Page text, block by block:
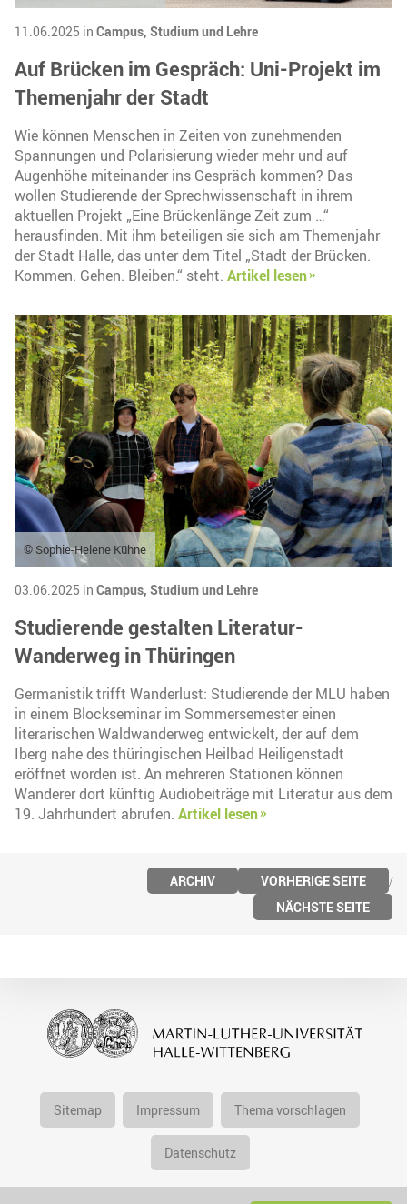
11.06.2025 in Campus, Studium und Lehre
Auf Brücken im Gespräch: Uni-Projekt im
Themenjahr der Stadt
Wie können Menschen in Zeiten von zunehmenden
Spannungen und Polarisierung wieder mehr und auf
Augenhöhe miteinander ins Gespräch kommen? Das
wollen Studierende der Sprechwissenschaft in ihrem
aktuellen Projekt „Eine Brückenlänge Zeit zum …“
herausfinden. Mit ihm beteiligen sie sich am Themenjahr
der Stadt Halle, das unter dem Titel „Stadt der Brücken.
Kommen. Gehen. Bleiben.“ steht. Artikel lesen
© Sophie-Helene Kühne
03.06.2025 in Campus, Studium und Lehre
Studierende gestalten Literatur-
Wanderweg in Thüringen
Germanistik trifft Wanderlust: Studierende der MLU haben
in einem Blockseminar im Sommersemester einen
literarischen Waldwanderweg entwickelt, der auf dem
Iberg nahe des thüringischen Heilbad Heiligenstadt
eröffnet worden ist. An mehreren Stationen können
Wanderer dort künftig Audiobeiträge mit Literatur aus dem
19. Jahrhundert abrufen. Artikel lesen
VORHERIGE SEITE
NÄCHSTE SEITE
ARCHIV
Sitemap Impressum Thema vorschlagen
Datenschutz